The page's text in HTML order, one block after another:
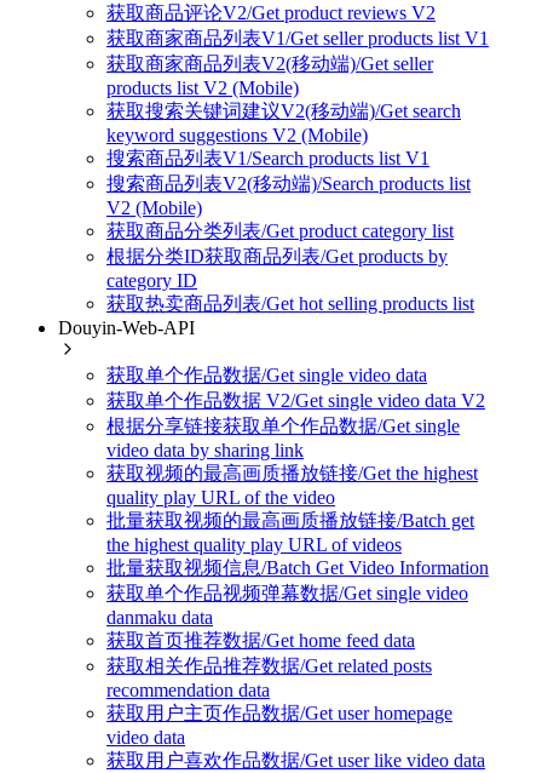
获取商品评论V2/Get product reviews V2
获取商家商品列表V1/Get seller products list V1
获取商家商品列表V2(移动端)/Get seller
products list V2 (Mobile)
获取搜索关键词建议V2(移动端)/Get search
keyword suggestions V2 (Mobile)
搜索商品列表V1/Search products list V1
搜索商品列表V2(移动端)/Search products list
V2 (Mobile)
获取商品分类列表/Get product category list
根据分类ID获取商品列表/Get products by
category ID
获取热卖商品列表/Get hot selling products list
Douyin-Web-API
获取单个作品数据/Get single video data
获取单个作品数据 V2/Get single video data V2
根据分享链接获取单个作品数据/Get single
video data by sharing link
获取视频的最高画质播放链接/Get the highest
quality play URL of the video
批量获取视频的最高画质播放链接/Batch get
the highest quality play URL of videos
批量获取视频信息/Batch Get Video Information
获取单个作品视频弹幕数据/Get single video
danmaku data
获取首页推荐数据/Get home feed data
获取相关作品推荐数据/Get related posts
recommendation data
获取用户主页作品数据/Get user homepage
video data
获取用户喜欢作品数据/Get user like video data